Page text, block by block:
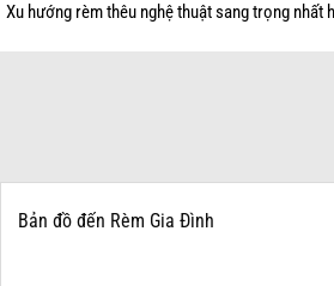
Xu hướng rèm thêu nghệ thuật sang trọng nhất
Bản đồ đến Rèm Gia Đình